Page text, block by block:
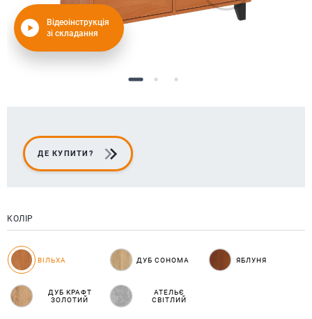
Відеоінструкція
зі складання
ДЕ КУПИТИ?
КОЛІР
ВІЛЬХА ДУБ СОНОМА ЯБЛУНЯ
ДУБ КРАФТ
ЗОЛОТИЙ
АТЕЛЬЄ
СВІТЛИЙ